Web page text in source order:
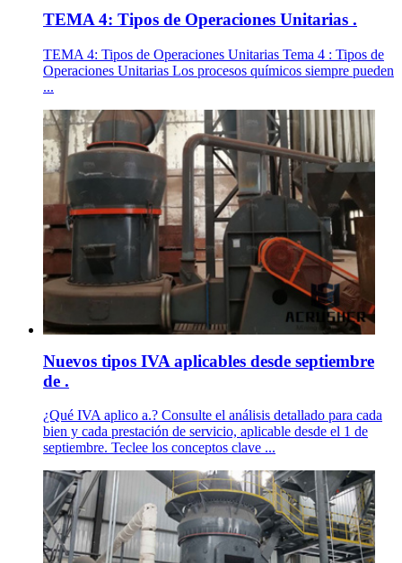
TEMA 4: Tipos de Operaciones Unitarias .
TEMA 4: Tipos de Operaciones Unitarias Tema 4 : Tipos de
Operaciones Unitarias Los procesos químicos siempre pueden
...
Nuevos tipos IVA aplicables desde septiembre
de .
¿Qué IVA aplico a.? Consulte el análisis detallado para cada
bien y cada prestación de servicio, aplicable desde el 1 de
septiembre. Teclee los conceptos clave ...